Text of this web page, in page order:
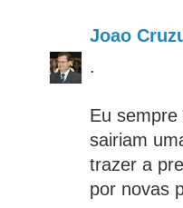
Joao
.
Eu
sairiam
trazer a
por novas